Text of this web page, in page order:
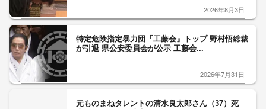
2026年8月3日
特定危険指定暴力団『工藤会』トップ 野村悟総裁
が引退 県公安委員会が公示 工藤会...
2026年7月31日
元ものまねタレントの清水良太郎さん（37）死